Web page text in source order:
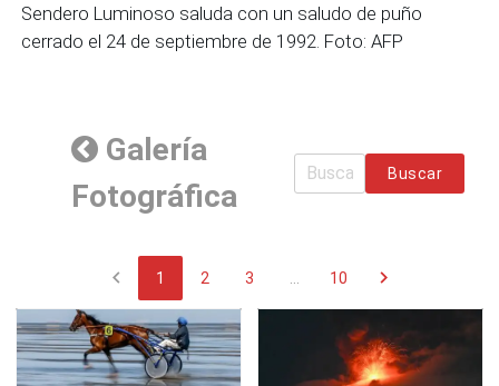
Sendero Luminoso saluda con un saludo de puño
cerrado el 24 de septiembre de 1992. Foto: AFP
Galería
Fotográfica
Buscar
chevron_left 1 2 3 10 chevron_right